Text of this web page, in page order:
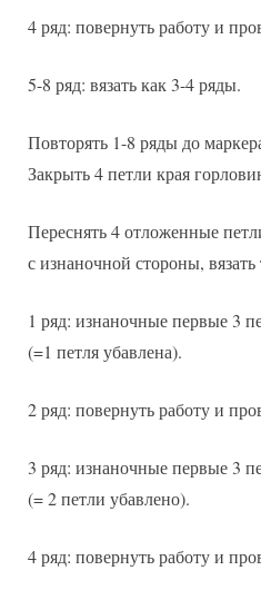
4 ряд: повернуть работу и
5-8 ряд: вязать как 3-4 ряды.
Повторять 1-8 ряды до
Закрыть 4 петли края
Переснять 4 отложенные
с изнаночной стороны,
1 ряд: изнаночные первые 3
(=1 петля убавлена).
2 ряд: повернуть работу и
3 ряд: изнаночные первые 3
(= 2 петли убавлено).
4 ряд: повернуть работу и